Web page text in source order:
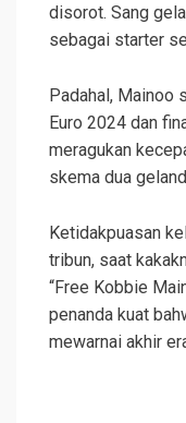
disorot. Sang
sebagai starter
Padahal, Mainoo
Euro 2024 dan
meragukan
skema dua
Ketidakpuasan
tribun, saat
“Free Kobbie
penanda kuat
mewarnai akhir